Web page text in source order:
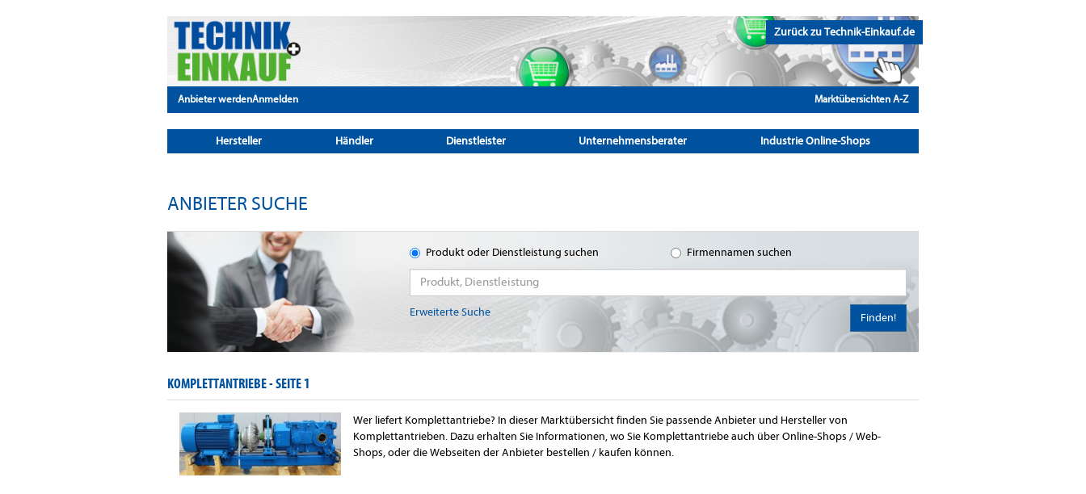
Zurück zu Technik-Einkauf.de
Anbieter werdenAnmelden Marktübersichten A-Z
Hersteller Händler Dienstleister Unternehmensberater Industrie Online-Shops
ANBIETER SUCHE
Produkt oder Dienstleistung suchen Firmennamen suchen
Erweiterte Suche Finden!
KOMPLETTANTRIEBE -SEITE 1
Wer liefert Komplettantriebe? In dieser Marktübersicht finden Sie passende Anbieter und Hersteller von
Komplettantrieben. Dazu erhalten Sie Informationen, wo Sie Komplettantriebe auch über Online-Shops / Web-
Shops, oder die Webseiten der Anbieter bestellen / kaufen können.